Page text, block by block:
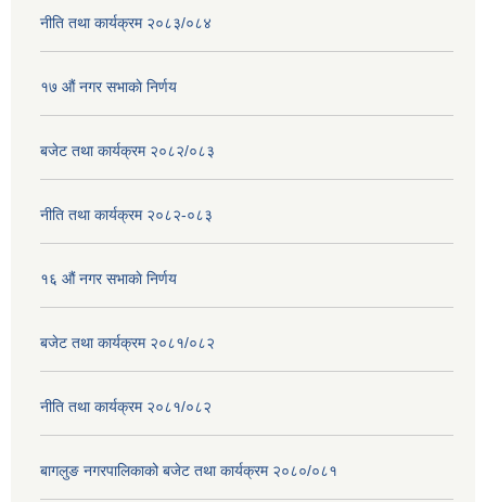
नीति तथा कार्यक्रम २०८३/०८४
१७ ‌‍औं नगर सभाकाे निर्णय
बजेट तथा कार्यक्रम २०८२/०८३
नीति तथा कार्यक्रम २०८२-०८३
१६ ‌औं नगर सभाकाे निर्णय
बजेट तथा कार्यक्रम २०८१/०८२
नीति तथा कार्यक्रम २०८१/०८२
बागलुङ नगरपालिकाको बजेट तथा कार्यक्रम २०८०/०८१